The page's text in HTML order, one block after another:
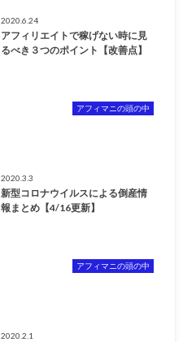
2020.6.24
アフィリエイトで稼げない時に見
るべき３つのポイント【改善点】
アフィマニの頭の中
2020.3.3
新型コロナウイルスによる倒産情
報まとめ【4/16更新】
アフィマニの頭の中
2020.2.1